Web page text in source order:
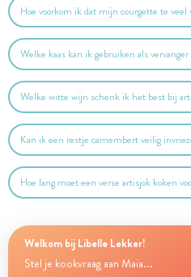
Hoe voorkom ik dat mijn courgette te veel
Welke kaas kan ik gebruiken als
Welke witte wijn schenk ik het best bij
Kan ik een restje camembert veilig
Hoe lang moet een verse artisjok koken
Welkom bij Libelle Lekker!
Stel je kookvraag aan Maia...